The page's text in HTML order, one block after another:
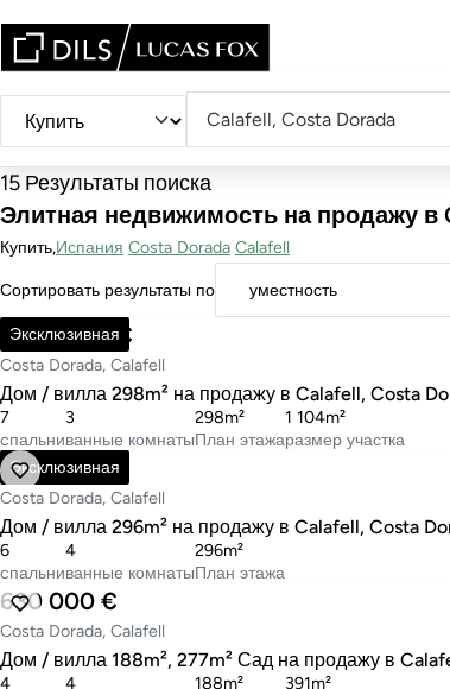
операции
Calafell, Costa Dorada
15 Результаты поиска
Элитная недвижимость на продажу в
Купить Испания Costa Dorada Calafell
Сортировать результаты по
Эксклюзивная
1 390 000 €
Costa Dorada, Calafell
Дом / вилла 298m² на продажу в Calafell, Costa
cпальни
7
ванные комнаты
3
План этажа
298m²
размер участка
1 104m²
Эксклюзивная
890 000 €
Costa Dorada, Calafell
Дом / вилла 296m² на продажу в Calafell, Costa
cпальни
6
ванные комнаты
4
План этажа
296m²
630 000 €
Costa Dorada, Calafell
Дом / вилла 188m², 277m² Сад на продажу в
4
4
188m²
391m²